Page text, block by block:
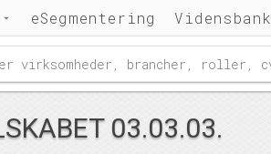
eSegmentering Vidensbank
03.03.03.